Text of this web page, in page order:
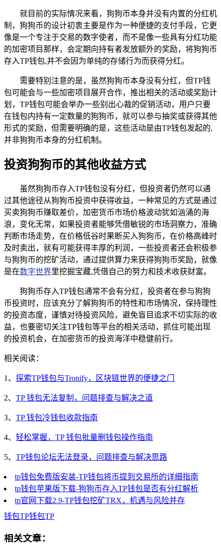
就目前的实际情况来看，狗狗币本身并没有内置的分红机
制，狗狗币的设计初衷主要是作为一种便捷的支付手段，它更
像是一个专注于交易的数字使者，而不是像一些具有分红功能
的加密项目那样，会定期向持有者发放额外的奖励，将狗狗币
存入TP钱包,并不会因为单纯的存储行为而获得分红。
需要特别注意的是，虽然狗狗币本身没有分红，但TP钱
包可能会与一些加密项目展开合作，推出相关的活动或奖励计
划，TP钱包可能会举办一些别出心裁的促销活动，用户只要
在钱包内持有一定数量的狗狗币，就可以参与抽奖或获得其他
形式的奖励，但需要明确的是，这些活动是由TP钱包发起的,
并非狗狗币本身的分红机制。
投资狗狗币的其他收益方式
虽然狗狗币存入TP钱包没有分红，但投资者仍然可以通
过其他途径从狗狗币投资中获得收益，一种常见的方式是通过
买卖狗狗币赚取差价，加密货币市场价格波动犹如汹涌的海
浪，变化无常，如果投资者能够凭借敏锐的市场洞察力，准确
判断市场走势，在价格低谷时果断买入狗狗币，在价格高峰时
及时卖出，就有可能获得丰厚的利润，一些投资者还会积极参
与狗狗币的挖矿活动，通过提供算力来获得狗狗币奖励，就像
是在数字世界里挖掘宝藏,凭借自己的努力和技术收获财富。
狗狗币存入TP钱包通常不会有分红，投资者在参与狗狗
币投资时，应该充分了解狗狗币的特性和市场情况，保持理性
的投资态度，谨慎对待投资风险，避免盲目追求不切实际的收
益，也要密切关注TP钱包等平台的相关活动，抓住可能出现
的投资机会，在加密货币的投资海洋中稳健前行。
相关阅读：
1、 探索TP钱包与Tronify，区块链世界的便捷之门
2、 TP 钱包无法复制，问题排查与解决之道
3、 TP 钱包冷钱包收款指南
4、 轻松掌握，TP 钱包批量删钱包操作指南
5、 TP钱包论坛无法登录，问题排查与解决思路
tp钱包免费版安装-TP钱包将币提到交易所的详细指南
tp钱包苹果版下载-狗狗币存入TP钱包是否有分红解析
tp官网下载2.9-TP钱包挖矿TRX，机遇与风险并存
钱包TP钱包TP
相关文章：